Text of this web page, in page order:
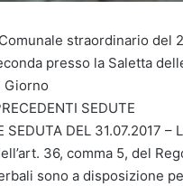
straordinario del
presso la Saletta
Giorno
SEDUTE
SEDUTA DEL 31.07.2017
36, comma 5, del
sono a disposizione